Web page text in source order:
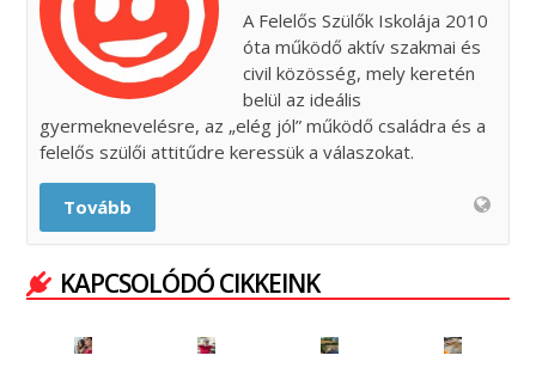
A Felelős Szülők Iskolája 2010
óta működő aktív szakmai és
civil közösség, mely keretén
belül az ideális
gyermeknevelésre, az „elég jól” működő családra és a
felelős szülői attitűdre keressük a válaszokat.
Tovább
KAPCSOLÓDÓ CIKKEINK